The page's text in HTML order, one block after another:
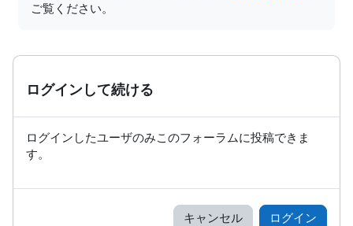
ご覧ください。
ログインして続ける
ログインしたユーザのみこのフォーラムに投稿できま
す。
キャンセル ログイン